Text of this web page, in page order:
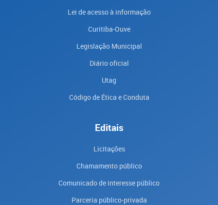
Lei de acesso à informação
Curitiba-Ouve
Legislação Municipal
Diário oficial
Utag
Código de Ética e Conduta
Editais
Licitações
Chamamento público
Comunicado de interesse público
Parceria público-privada